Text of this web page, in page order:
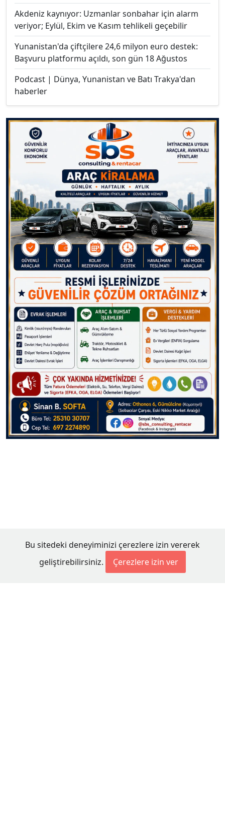
Akdeniz kaynıyor: Uzmanlar sonbahar için alarm
veriyor; Eylül, Ekim ve Kasım tehlikeli geçebilir
Yunanistan'da çiftçilere 24,6 milyon euro destek:
Başvuru platformu açıldı, son gün 18 Ağustos
Podcast | Dünya, Yunanistan ve Batı Trakya'dan
haberler
Bu sitedeki deneyiminizi çerezlere izin vererek
geliştirebilirsiniz.
Çerezlere izin ver